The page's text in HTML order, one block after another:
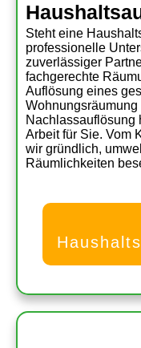
Steht eine
professionelle
zuverlässiger
fachgerechte
Auflösung eines
Nachlassauflösung
Arbeit für Sie. Vom
wir gründlich,
Räumlichkeiten